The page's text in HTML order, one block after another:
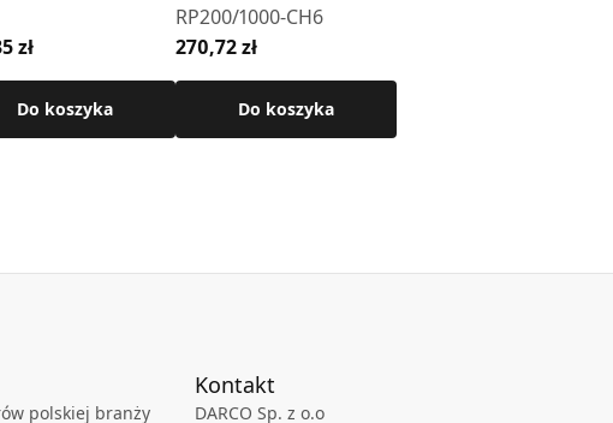
zł
Do koszyka
RP200/1000-CH6
270,72 zł
Do koszyka
polskiej branży
Kontakt
DARCO Sp. z o.o